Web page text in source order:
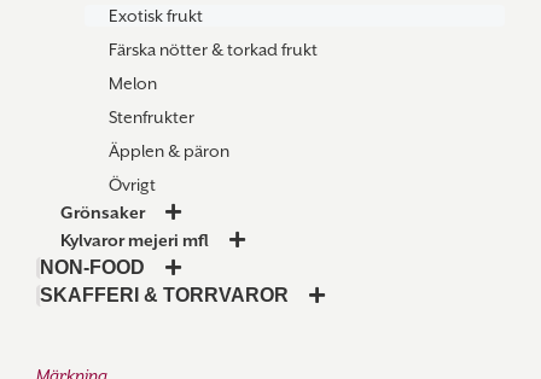
Exotisk frukt
Färska nötter & torkad frukt
Melon
Stenfrukter
Äpplen & päron
Övrigt
Grönsaker
Kylvaror mejeri mfl
NON-FOOD
SKAFFERI & TORRVAROR